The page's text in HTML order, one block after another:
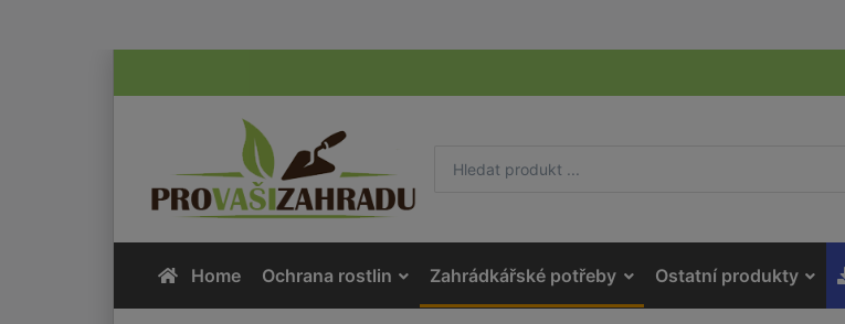
Home Ochrana rostlin Zahrádkářské potřeby Ostatní produkty